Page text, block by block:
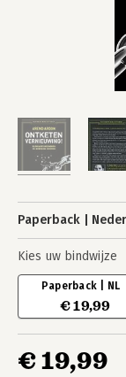
Paperback
Kies uw bindwijze
Paperback | NL
€ 19,99
€ 19,99